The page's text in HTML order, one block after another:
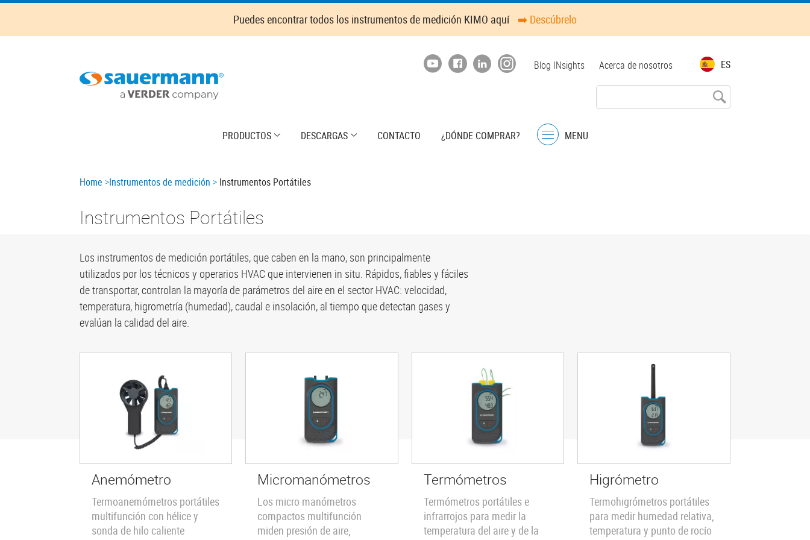
Skip
main
Puedes encontrar todos los instrumentos de medición KIMO aquí ➡️ Descúbrelo
ES
Top
Blog INsights Acerca de nosotros
PRODUCTOS DESCARGAS CONTACTO
¿DÓNDE COMPRAR?
Menu
MENU
Breadcrumb
Home Instrumentos de medición Instrumentos Portátiles
Instrumentos Portátiles
Los instrumentos de medición portátiles, que caben en la mano, son principalmente
utilizados por los técnicos y operarios HVAC que intervienen in situ. Rápidos, fiables y fáciles
de transportar, controlan la mayoría de parámetros del aire en el sector HVAC: velocidad,
temperatura, higrometría (humedad), caudal e insolación, al tiempo que detectan gases y
evalúan la calidad del aire.
Anemómetro
Termoanemómetros portátiles
multifunción con hélice y
sonda de hilo caliente
Micromanómetros
Los micro manómetros
compactos multifunción
miden presión de aire,
Termómetros
Termómetros portátiles e
infrarrojos para medir la
temperatura del aire y de la
Higrómetro
Termohigrómetros portátiles
para medir humedad relativa,
temperatura y punto de rocío